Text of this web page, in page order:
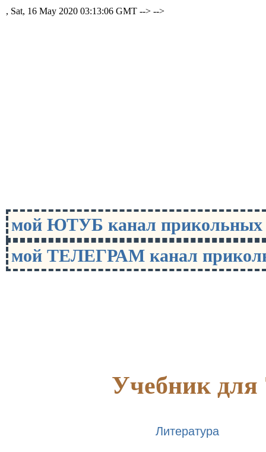
, Sat, 16 May 2020 03:13:06 GMT --> -->
мой ЮТУБ канал
мой ТЕЛЕГРАМ канал
Учебник для
Литература